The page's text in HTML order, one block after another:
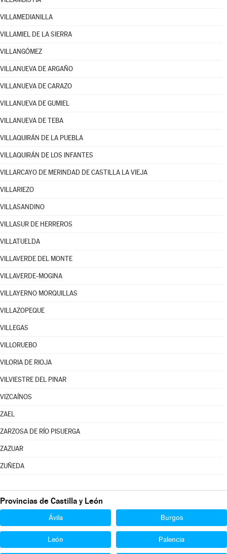
VILLAMEDIANILLA
VILLAMIEL DE LA SIERRA
VILLANGÓMEZ
VILLANUEVA DE ARGAÑO
VILLANUEVA DE CARAZO
VILLANUEVA DE GUMIEL
VILLANUEVA DE TEBA
VILLAQUIRÁN DE LA PUEBLA
VILLAQUIRÁN DE LOS INFANTES
VILLARCAYO DE MERINDAD DE CASTILLA LA VIEJA
VILLARIEZO
VILLASANDINO
VILLASUR DE HERREROS
VILLATUELDA
VILLAVERDE DEL MONTE
VILLAVERDE-MOGINA
VILLAYERNO MORQUILLAS
VILLAZOPEQUE
VILLEGAS
VILLORUEBO
VILORIA DE RIOJA
VILVIESTRE DEL PINAR
VIZCAÍNOS
ZAEL
ZARZOSA DE RÍO PISUERGA
ZAZUAR
ZUÑEDA
Provincias de Castilla y León
Ávila Burgos
León Palencia